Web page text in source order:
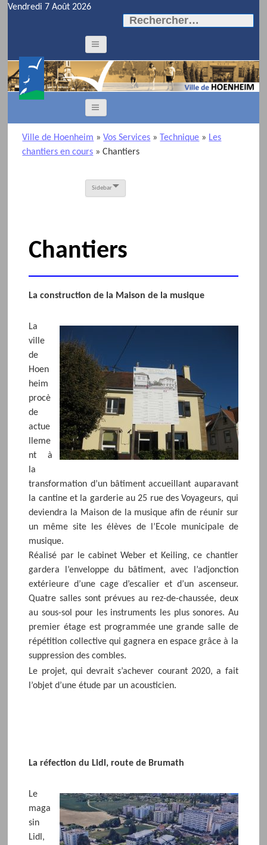
Vendredi 7 Août 2026
Rechercher :
Ville de Hoenheim »Vos Services » Technique » Les
chantiers en cours »Chantiers
Sidebar
Chantiers
La construction de la Maison de la musique
La
ville
de
Hoen
heim
procè
de
actue
lleme
nt à
la
transformation d’un bâtiment accueillant auparavant
la cantine et la garderie au 25 rue des Voyageurs, qui
deviendra la Maison de la musique afin de réunir sur
un même site les élèves de l’Ecole municipale de
musique.
Réalisé par le cabinet Weber et Keiling, ce chantier
gardera l’enveloppe du bâtiment, avec l’adjonction
extérieure d’une cage d’escalier et d’un ascenseur.
Quatre salles sont prévues au rez-de-chaussée, deux
au sous-sol pour les instruments les plus sonores. Au
premier étage est programmée une grande salle de
répétition collective qui gagnera en espace grâce à la
suppression des combles.
Le projet, qui devrait s’achever courant 2020, a fait
l’objet d’une étude par un acousticien.
La réfection du Lidl, route de Brumath
Le
maga
sin
Lidl,